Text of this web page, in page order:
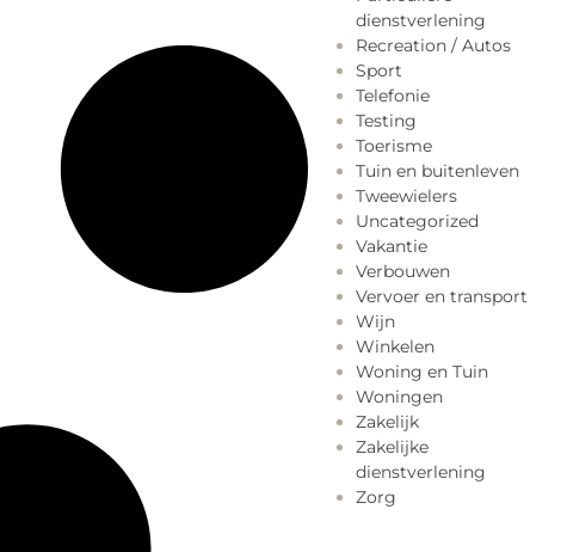
dienstverlening
Recreation / Autos
Sport
Telefonie
Testing
Toerisme
Tuin en buitenleven
Tweewielers
Uncategorized
Vakantie
Verbouwen
Vervoer en transport
Wijn
Winkelen
Woning en Tuin
Woningen
Zakelijk
Zakelijke
dienstverlening
Zorg